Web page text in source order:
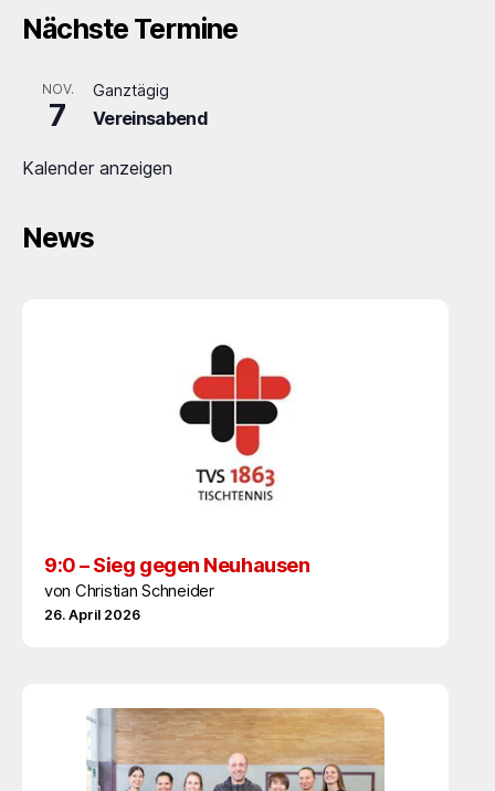
Nächste Termine
NOV.
7
Ganztägig
Vereinsabend
Kalender anzeigen
News
9:0 – Sieg gegen Neuhausen
von Christian Schneider
26. April 2026